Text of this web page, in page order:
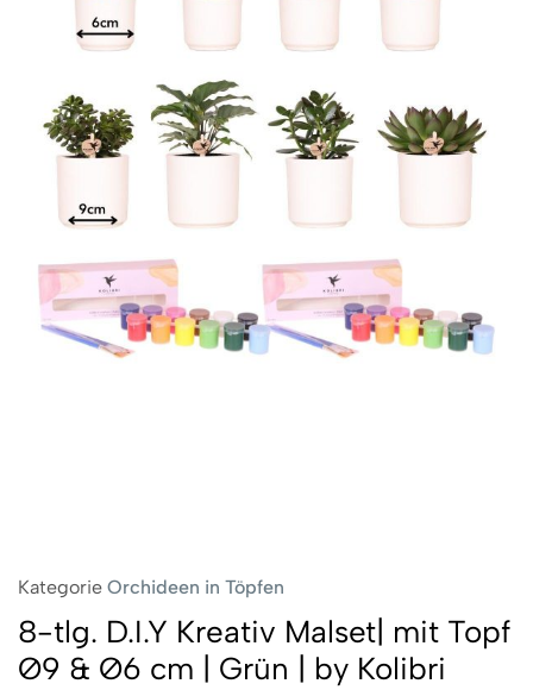
Kategorie Orchideen in Töpfen
8-tlg. D.I.Y Kreativ Malset| mit Topf
Ø9 & Ø6 cm | Grün | by Kolibri